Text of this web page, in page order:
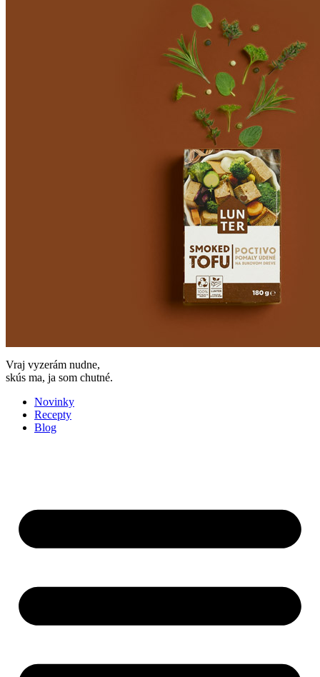
Vraj vyzerám nudne,
skús ma, ja som chutné.
Novinky
Recepty
Blog